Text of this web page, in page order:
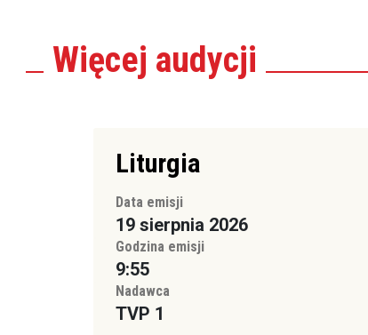
Więcej audycji
Liturgia
Data emisji
19 sierpnia 2026
Godzina emisji
9:55
Nadawca
TVP 1